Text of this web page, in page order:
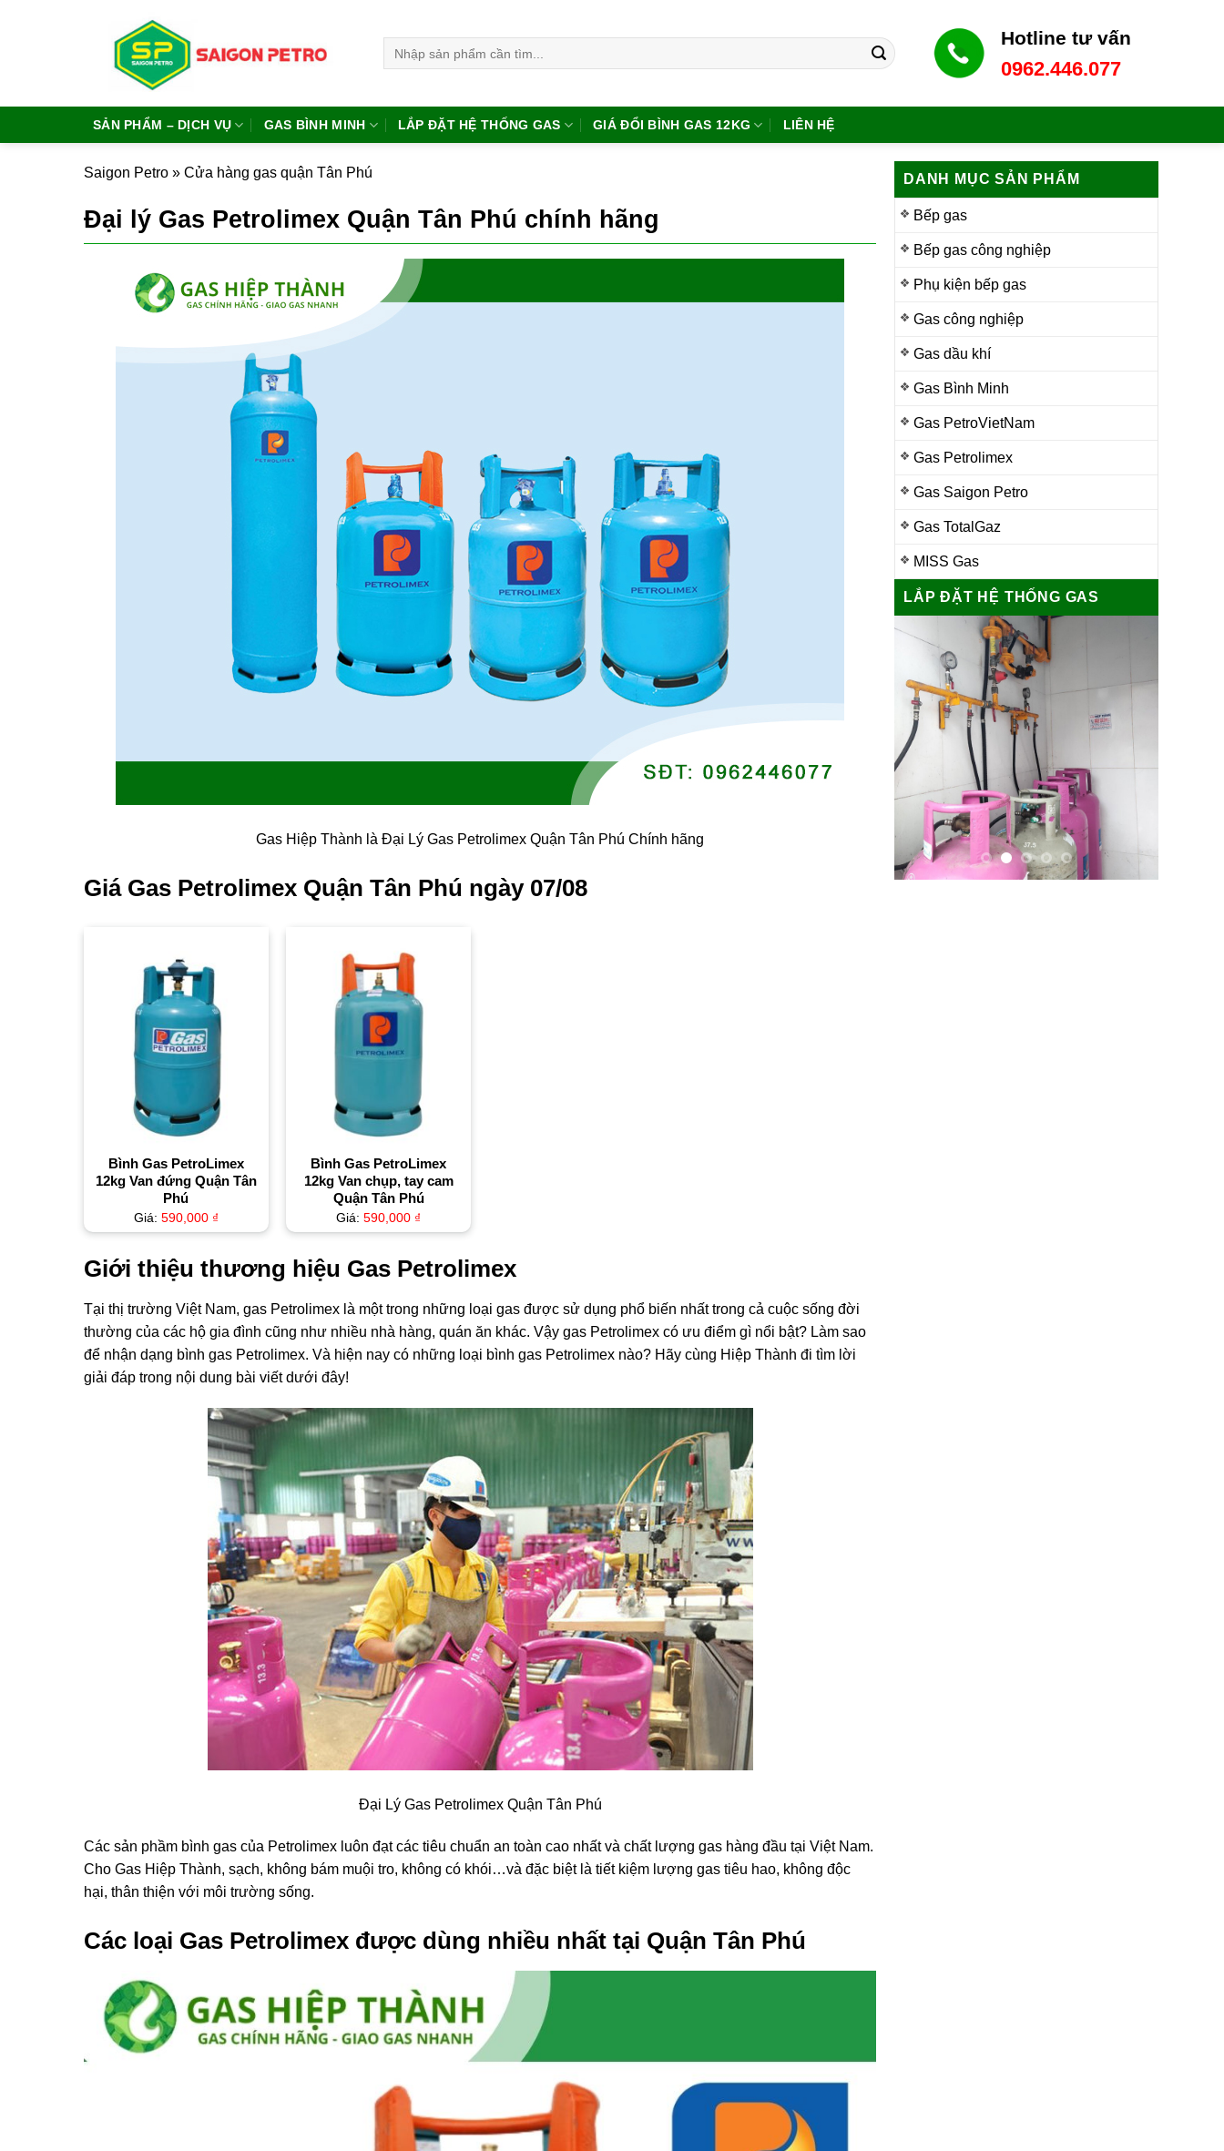
Hotline tư vấn
0962.446.077
SẢN PHẨM – DỊCH VỤ GAS BÌNH MINH LẮP ĐẶT HỆ THỐNG GAS GIÁ ĐỔI BÌNH GAS 12KG LIÊN HỆ
Saigon Petro » Cửa hàng gas quận Tân Phú
Đại lý Gas Petrolimex Quận Tân Phú chính hãng
Gas Hiệp Thành là Đại Lý Gas Petrolimex Quận Tân Phú Chính hãng
Giá Gas Petrolimex Quận Tân Phú ngày 07/08
Bình Gas PetroLimex
12kg Van đứng Quận Tân
Phú
Giá: 590,000 ₫
Bình Gas PetroLimex
12kg Van chụp, tay cam
Quận Tân Phú
Giá:590,000 ₫
Giới thiệu thương hiệu Gas Petrolimex
Tại thị trường Việt Nam, gas Petrolimex là một trong những loại gas được sử dụng phổ biến nhất trong cả cuộc sống đời
thường của các hộ gia đình cũng như nhiều nhà hàng, quán ăn khác. Vậy gas ​​Petrolimex có ưu điểm gì nổi bật? Làm sao
để nhận dạng bình gas Petrolimex. Và hiện nay có những loại bình gas Petrolimex nào? Hãy cùng Hiệp Thành đi tìm lời
giải đáp trong nội dung bài viết dưới đây!
Đại Lý Gas Petrolimex Quận Tân Phú
Các sản phầm bình gas của Petrolimex luôn đạt các tiêu chuẩn an toàn cao nhất và chất lượng gas hàng đầu tại Việt Nam.
Cho Gas Hiệp Thành, sạch, không bám muội tro, không có khói…và đặc biệt là tiết kiệm lượng gas tiêu hao, không độc
hại, thân thiện với môi trường sống.
Các loại Gas Petrolimex được dùng nhiều nhất tại Quận Tân Phú
DANH MỤC SẢN PHẨM
Bếp gas
Bếp gas công nghiệp
Phụ kiện bếp gas
Gas công nghiệp
Gas dầu khí
Gas Bình Minh
Gas PetroVietNam
Gas Petrolimex
Gas Saigon Petro
Gas TotalGaz
MISS Gas
LẮP ĐẶT HỆ THỐNG GAS